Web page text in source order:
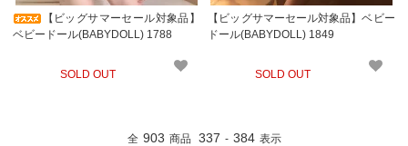
【ビッグサマーセール対象品】
ベビードール(BABYDOLL) 1788
SOLD OUT
【ビッグサマーセール対象品】ベビー
ドール(BABYDOLL) 1849
SOLD OUT
全 903 商品 337 - 384 表示